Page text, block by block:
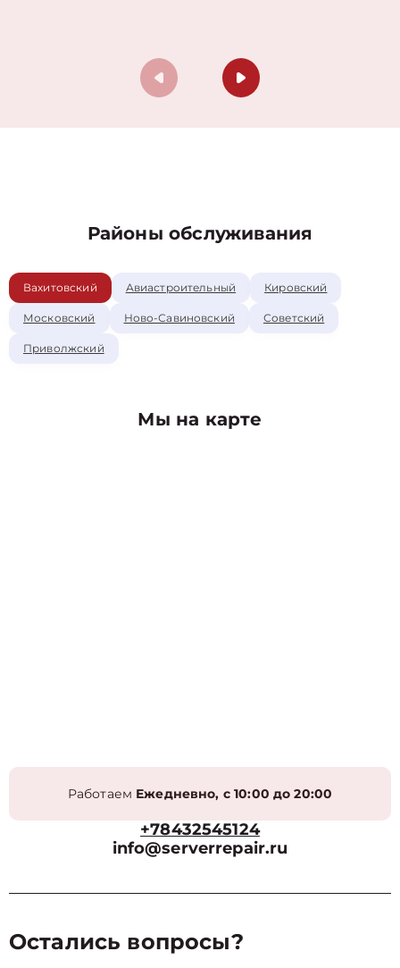
Районы обслуживания
Вахитовский Авиастроительный Кировский
Московский Ново-Савиновский Советский
Приволжский
Мы на карте
Работаем Ежедневно, с 10:00 до 20:00
+78432545124
info@serverrepair.ru
Остались вопросы?